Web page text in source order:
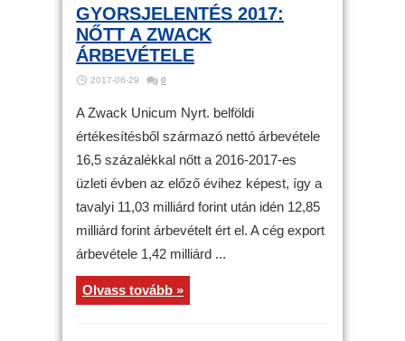
GYORSJELENTÉS 2017:
NŐTT A ZWACK
ÁRBEVÉTELE
2017-06-29 0
A Zwack Unicum Nyrt. belföldi
értékesítésből származó nettó árbevétele
16,5 százalékkal nőtt a 2016-2017-es
üzleti évben az előző évihez képest, így a
tavalyi 11,03 milliárd forint után idén 12,85
milliárd forint árbevételt ért el. A cég export
árbevétele 1,42 milliárd ...
Olvass tovább »